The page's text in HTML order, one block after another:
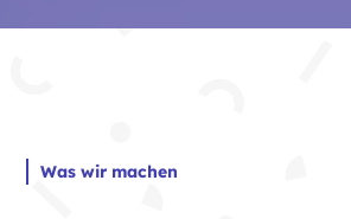
Was wir machen